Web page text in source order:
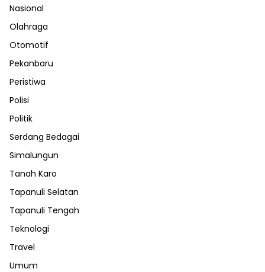
Nasional
Olahraga
Otomotif
Pekanbaru
Peristiwa
Polisi
Politik
Serdang Bedagai
Simalungun
Tanah Karo
Tapanuli Selatan
Tapanuli Tengah
Teknologi
Travel
Umum